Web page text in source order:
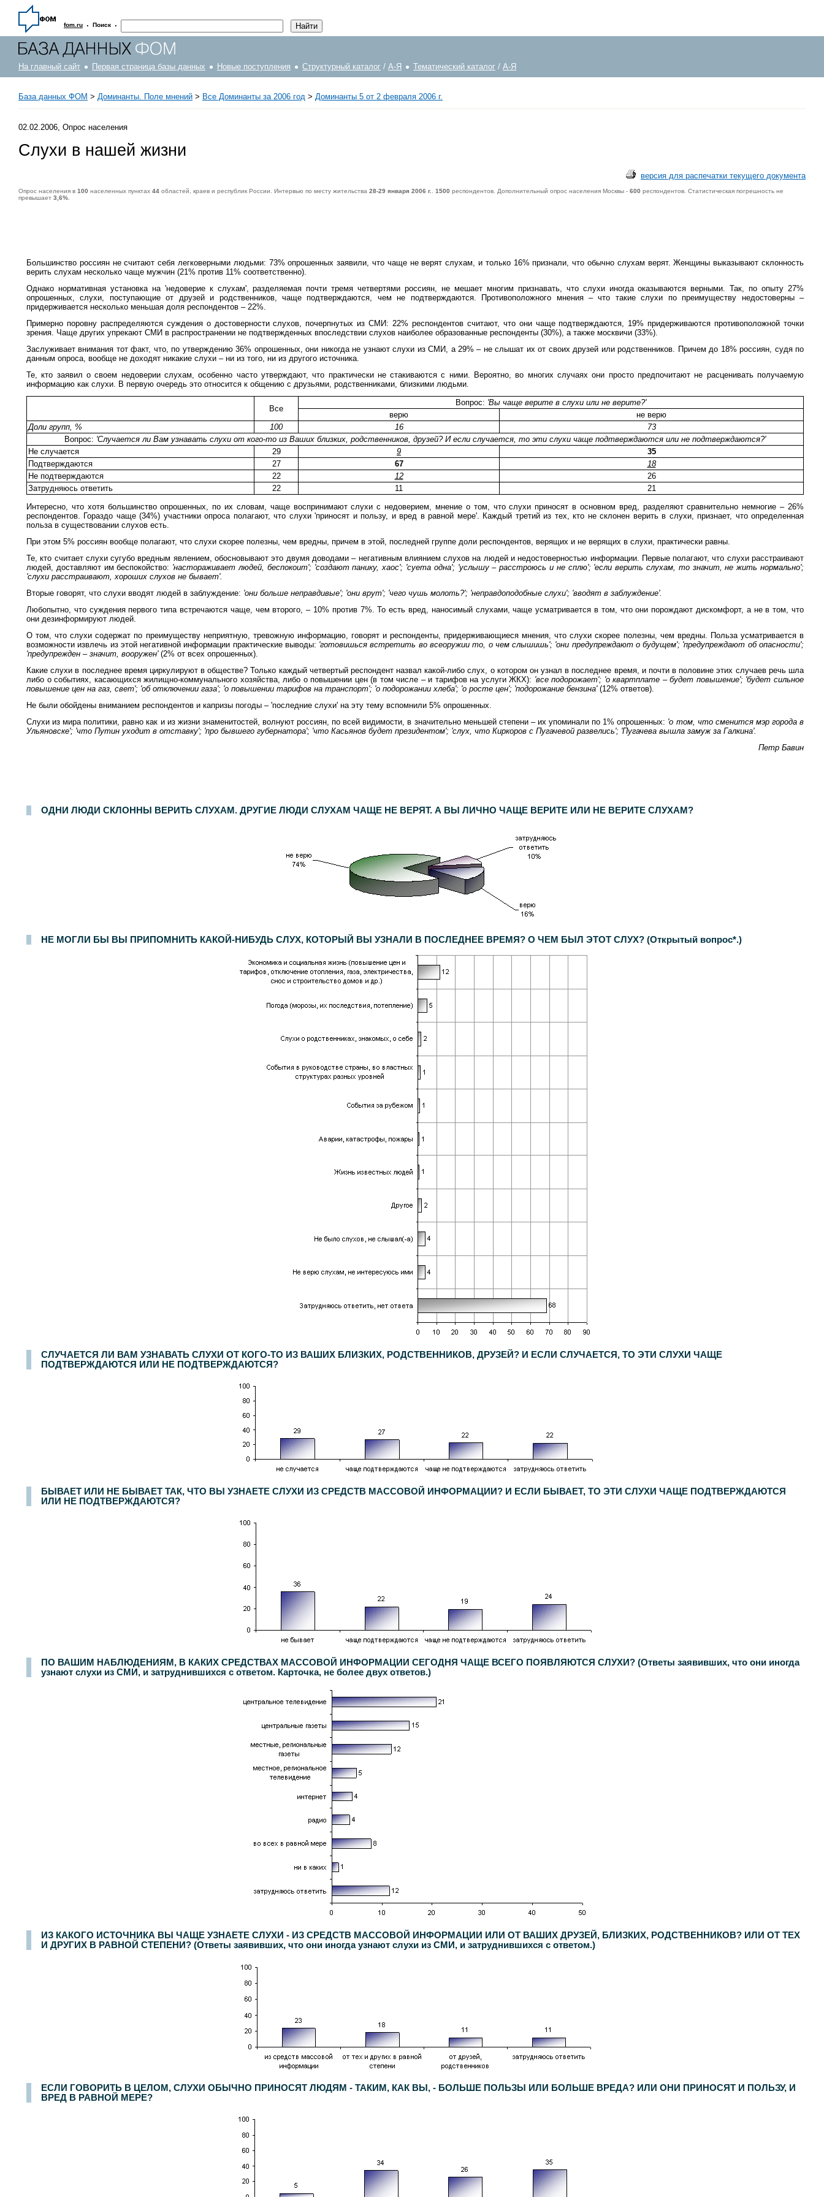
fom.ru · Поиск ·
На главный сайт Первая страница базы данных Новые поступления Структурный каталог / А-Я Тематический каталог / А-Я
База данных ФОМ > Доминанты. Поле мнений > Все Доминанты за 2006 год > Доминанты 5 от 2 февраля 2006 г.
02.02.2006, Опрос населения
Слухи в нашей жизни
версия для распечатки текущего документа
Опрос населения в 100 населенных пунктах 44 областей, краев и республик России. Интервью по месту жительства 28-29 января 2006 г. 1500 респондентов. Дополнительный опрос населения Москвы - 600 респондентов. Статистическая погрешность не
превышает 3,6%
Большинство россиян не считают себя легковерными людьми: 73% опрошенных заявили, что чаще не верят слухам, и только 16% признали, что обычно слухам верят. Женщины выказывают склонность
верить слухам несколько чаще мужчин (21% против 11% соответственно).
Однако нормативная установка на 'недоверие к слухам', разделяемая почти тремя четвертями россиян, не мешает многим признавать, что слухи иногда оказываются верными. Так, по опыту 27%
опрошенных, слухи, поступающие от друзей и родственников, чаще подтверждаются, чем не подтверждаются. Противоположного мнения – что такие слухи по преимуществу недостоверны –
придерживается несколько меньшая доля респондентов – 22%.
Примерно поровну распределяются суждения о достоверности слухов, почерпнутых из СМИ: 22% респондентов считают, что они чаще подтверждаются, 19% придерживаются противоположной точки
зрения. Чаще других упрекают СМИ в распространении не подтвержденных впоследствии слухов наиболее образованные респонденты (30%), а также москвичи (33%).
Заслуживает внимания тот факт, что, по утверждению 36% опрошенных, они никогда не узнают слухи из СМИ, а 29% – не слышат их от своих друзей или родственников. Причем до 18% россиян, судя по
данным опроса, вообще не доходят никакие слухи – ни из того, ни из другого источника.
Те, кто заявил о своем недоверии слухам, особенно часто утверждают, что практически не стакиваются с ними. Вероятно, во многих случаях они просто предпочитают не расценивать получаемую
информацию как слухи. В первую очередь это относится к общению с друзьями, родственниками, близкими людьми.
Все
Вопрос: 'Вы чаще верите в слухи или не верите?'
верю
не верю
Доли групп, %
100 16
73
Вопрос: 'Случается ли Вам узнавать слухи от кого-то из Ваших близких, родственников, друзей? И если случается, то эти слухи чаще подтверждаются или не подтверждаются?'
Не случается
29 9
35
Подтверждаются
27 67
18
Не подтверждаются
22 12
26
Затрудняюсь ответить
22 11
21
Интересно, что хотя большинство опрошенных, по их словам, чаще воспринимают слухи с недоверием, мнение о том, что слухи приносят в основном вред, разделяют сравнительно немногие – 26%
респондентов. Гораздо чаще (34%) участники опроса полагают, что слухи 'приносят и пользу, и вред в равной мере'. Каждый третий из тех, кто не склонен верить в слухи, признает, что определенная
польза в существовании слухов есть.
При этом 5% россиян вообще полагают, что слухи скорее полезны, чем вредны, причем в этой, последней группе доли респондентов, верящих и не верящих в слухи, практически равны.
Те, кто считает слухи сугубо вредным явлением, обосновывают это двумя доводами – негативным влиянием слухов на людей и недостоверностью информации. Первые полагают, что слухи расстраивают
людей, доставляют им беспокойство: 'настораживает людей, беспокоит'; 'создают панику, хаос'; 'суета одна'; 'услышу – расстроюсь и не сплю'; 'если верить слухам, то значит, не жить нормально';
'слухи расстраивают, хороших слухов не бывает'.
Вторые говорят, что слухи вводят людей в заблуждение: 'они больше неправдивые'; 'они врут'; 'чего чушь молоть?'; 'неправдоподобные слухи'; 'вводят в заблуждение'.
Любопытно, что суждения первого типа встречаются чаще, чем второго, – 10% против 7%. То есть вред, наносимый слухами, чаще усматривается в том, что они порождают дискомфорт, а не в том, что
они дезинформируют людей.
О том, что слухи содержат по преимуществу неприятную, тревожную информацию, говорят и респонденты, придерживающиеся мнения, что слухи скорее полезны, чем вредны. Польза усматривается в
возможности извлечь из этой негативной информации практические выводы: 'готовишься встретить во всеоружии то, о чем слышишь'; 'они предупреждают о будущем'; 'предупреждают об опасности';
'предупрежден – значит, вооружен' (2% от всех опрошенных).
Какие слухи в последнее время циркулируют в обществе? Только каждый четвертый респондент назвал какой-либо слух, о котором он узнал в последнее время, и почти в половине этих случаев речь шла
либо о событиях, касающихся жилищно-коммунального хозяйства, либо о повышении цен (в том числе – и тарифов на услуги ЖКХ): 'все подорожает'; 'о квартплате – будет повышение'; 'будет сильное
повышение цен на газ, свет'; 'об отключении газа'; 'о повышении тарифов на транспорт'; 'о подорожании хлеба'; 'о росте цен'; 'подорожание бензина' (12% ответов).
Не были обойдены вниманием респондентов и капризы погоды – 'последние слухи' на эту тему вспомнили 5% опрошенных.
Слухи из мира политики, равно как и из жизни знаменитостей, волнуют россиян, по всей видимости, в значительно меньшей степени – их упоминали по 1% опрошенных: 'о том, что сменится мэр города в
Ульяновске'; 'что Путин уходит в отставку'; 'про бывшего губернатора'; 'что Касьянов будет президентом'; 'слух, что Киркоров с Пугачевой развелись'; 'Пугачева вышла замуж за Галкина'.
Петр Бавин
ОДНИ ЛЮДИ СКЛОННЫ ВЕРИТЬ СЛУХАМ. ДРУГИЕ ЛЮДИ СЛУХАМ ЧАЩЕ НЕ ВЕРЯТ. А ВЫ ЛИЧНО ЧАЩЕ ВЕРИТЕ ИЛИ НЕ ВЕРИТЕ СЛУХАМ?
НЕ МОГЛИ БЫ ВЫ ПРИПОМНИТЬ КАКОЙ-НИБУДЬ СЛУХ, КОТОРЫЙ ВЫ УЗНАЛИ В ПОСЛЕДНЕЕ ВРЕМЯ? О ЧЕМ БЫЛ ЭТОТ СЛУХ? (Открытый вопрос*.)
СЛУЧАЕТСЯ ЛИ ВАМ УЗНАВАТЬ СЛУХИ ОТ КОГО-ТО ИЗ ВАШИХ БЛИЗКИХ, РОДСТВЕННИКОВ, ДРУЗЕЙ? И ЕСЛИ СЛУЧАЕТСЯ, ТО ЭТИ СЛУХИ ЧАЩЕ
ПОДТВЕРЖДАЮТСЯ ИЛИ НЕ ПОДТВЕРЖДАЮТСЯ?
БЫВАЕТ ИЛИ НЕ БЫВАЕТ ТАК, ЧТО ВЫ УЗНАЕТЕ СЛУХИ ИЗ СРЕДСТВ МАССОВОЙ ИНФОРМАЦИИ? И ЕСЛИ БЫВАЕТ, ТО ЭТИ СЛУХИ ЧАЩЕ ПОДТВЕРЖДАЮТСЯ
ИЛИ НЕ ПОДТВЕРЖДАЮТСЯ?
ПО ВАШИМ НАБЛЮДЕНИЯМ, В КАКИХ СРЕДСТВАХ МАССОВОЙ ИНФОРМАЦИИ СЕГОДНЯ ЧАЩЕ ВСЕГО ПОЯВЛЯЮТСЯ СЛУХИ? (Ответы заявивших, что они иногда
узнают слухи из СМИ, и затруднившихся с ответом. Карточка, не более двух ответов.)
ИЗ КАКОГО ИСТОЧНИКА ВЫ ЧАЩЕ УЗНАЕТЕ СЛУХИ - ИЗ СРЕДСТВ МАССОВОЙ ИНФОРМАЦИИ ИЛИ ОТ ВАШИХ ДРУЗЕЙ, БЛИЗКИХ, РОДСТВЕННИКОВ? ИЛИ ОТ ТЕХ
И ДРУГИХ В РАВНОЙ СТЕПЕНИ? (Ответы заявивших, что они иногда узнают слухи из СМИ, и затруднившихся с ответом.)
ЕСЛИ ГОВОРИТЬ В ЦЕЛОМ, СЛУХИ ОБЫЧНО ПРИНОСЯТ ЛЮДЯМ - ТАКИМ, КАК ВЫ, - БОЛЬШЕ ПОЛЬЗЫ ИЛИ БОЛЬШЕ ВРЕДА? ИЛИ ОНИ ПРИНОСЯТ И ПОЛЬЗУ, И
ВРЕД В РАВНОЙ МЕРЕ?